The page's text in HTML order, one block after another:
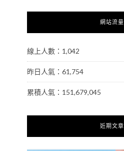
網站流量
線上人數：1,042
昨日人氣：61,754
累積人氣：151,679,045
近期文章